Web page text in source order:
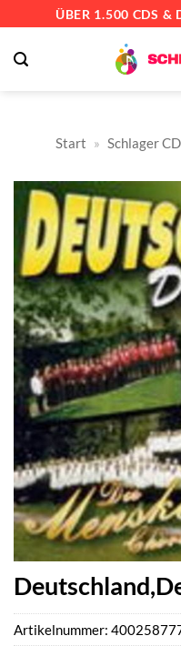
springen
ÜBER 1.500 CDS &
Start » Schlager
Artikelnummer: